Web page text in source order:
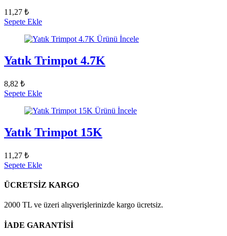
11,27 ₺
Sepete Ekle
Ürünü İncele
Yatık Trimpot 4.7K
8,82 ₺
Sepete Ekle
Ürünü İncele
Yatık Trimpot 15K
11,27 ₺
Sepete Ekle
ÜCRETSİZ KARGO
2000 TL ve üzeri alışverişlerinizde kargo ücretsiz.
İADE GARANTİSİ